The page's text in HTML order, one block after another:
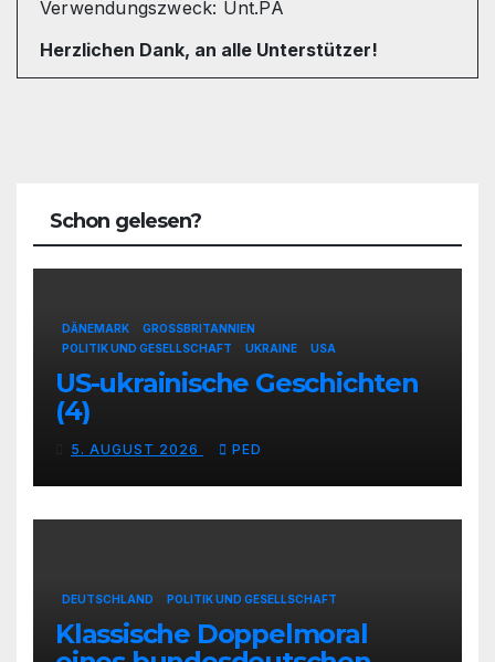
Verwendungszweck: Unt.PA
Herzlichen Dank, an alle Unterstützer!
Schon gelesen?
DÄNEMARK
GROSSBRITANNIEN
POLITIK UND GESELLSCHAFT
UKRAINE USA
US-ukrainische Geschichten
(4)
5. AUGUST 2026 PED
DEUTSCHLAND POLITIK UND GESELLSCHAFT
Klassische Doppelmoral